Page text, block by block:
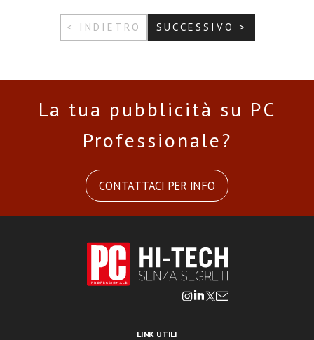
< INDIETRO SUCCESSIVO >
La tua pubblicità su PC
Professionale?
CONTATTACI PER INFO
LINK UTILI